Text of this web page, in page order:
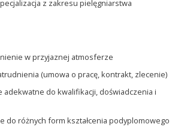
z zakresu pielęgniarstwa
w przyjaznej atmosferze
(umowa o pracę, kontrakt, zlecenie)
adekwatne do kwalifikacji, doświadczenia i
do różnych form kształcenia podyplomowego